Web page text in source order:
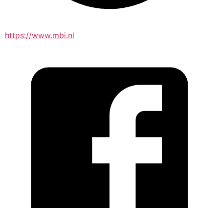
https://www.mbi.nl